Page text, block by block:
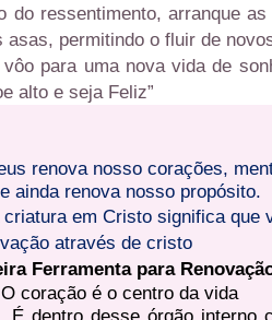
do ressentimento, arranque
asas, permitindo o fluir de
para uma nova vida de
alto e seja Feliz”
renova nosso corações,
ainda renova nosso propósito.
em Cristo significa que
através de cristo
Ferramenta para
O coração é o centro da vida
É dentro desse órgão interno